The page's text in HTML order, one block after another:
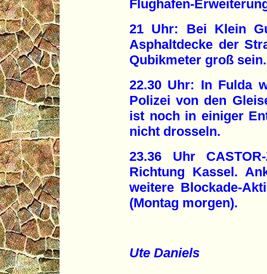
Flughafen-
21 Uhr: Bei Klein
Asphaltdecke der
Qubikmeter groß
22.30 Uhr: In Fulda
Polizei von den
ist noch in einiger
nicht drosseln.
23.36 Uhr
Richtung Kassel.
weitere Blockade-
(Montag morgen).
Ute Daniels